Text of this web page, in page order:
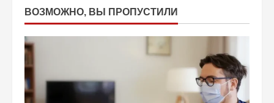
ВОЗМОЖНО, ВЫ ПРОПУСТИЛИ